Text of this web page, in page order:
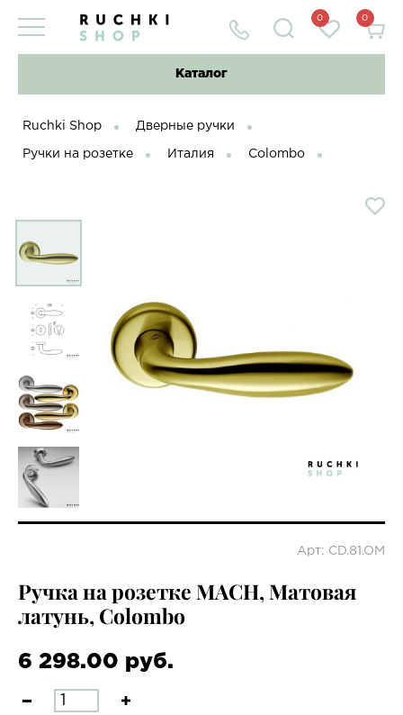
0 0
Каталог
Ruchki Shop Дверные ручки
Ручки на розетке Италия Colombo
Арт: CD.81.OM
Ручка на розетке MACH, Матовая
латунь, Colombo
6 298.00 руб.